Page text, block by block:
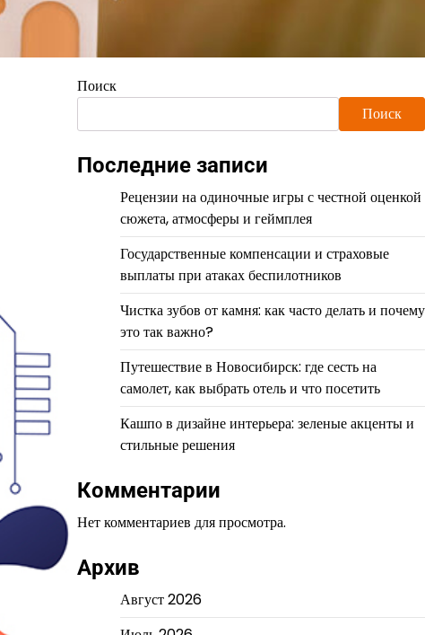
Поиск
Поиск
Последние записи
Рецензии на одиночные игры с честной оценкой
сюжета, атмосферы и геймплея
Государственные компенсации и страховые
выплаты при атаках беспилотников
Чистка зубов от камня: как часто делать и почему
это так важно?
Путешествие в Новосибирск: где сесть на
самолет, как выбрать отель и что посетить
Кашпо в дизайне интерьера: зеленые акценты и
стильные решения
Комментарии
Нет комментариев для просмотра.
Архив
Август 2026